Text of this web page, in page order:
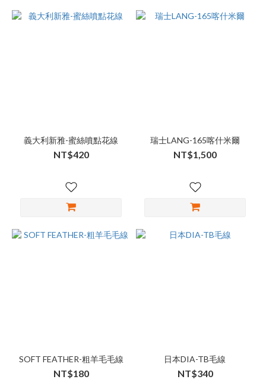
義大利新雅-蜜絲噴點花線
NT$420
瑞士LANG-165喀什米爾
NT$1,500
SOFT FEATHER-粗羊毛毛線
NT$180
日本DIA-TB毛線
NT$340